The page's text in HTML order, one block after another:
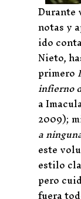
Durante
notas y
ido
Nieto,
primero
infierno
a
2009);
a
este
estilo
pero